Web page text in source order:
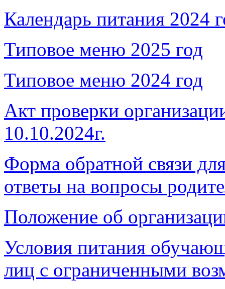
Календарь питания 2024
Типовое меню 2025 год
Типовое меню 2024 год
Акт проверки
10.10.2024г.
Форма обратной связи
ответы на вопросы
Положение об
Условия питания
лиц с ограниченными